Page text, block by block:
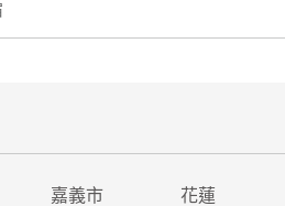
嘉義市 花蓮